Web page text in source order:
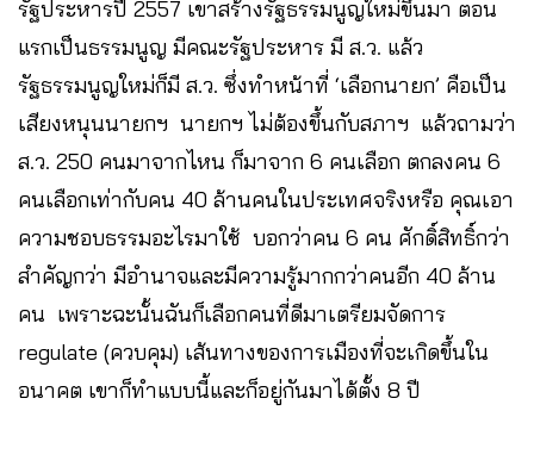
รัฐประหารปี 2557 เขาสร้างรัฐธรรมนูญใหม่ขึ้นมา ตอน
แรกเป็นธรรมนูญ มีคณะรัฐประหาร มี ส.ว. แล้ว
รัฐธรรมนูญใหม่ก็มี ส.ว. ซึ่งทำหน้าที่ ‘เลือกนายก’ คือเป็น
เสียงหนุนนายกฯ นายกฯ ไม่ต้องขึ้นกับสภาฯ แล้วถามว่า
ส.ว. 250 คนมาจากไหน ก็มาจาก 6 คนเลือก ตกลงคน 6
คนเลือกเท่ากับคน 40 ล้านคนในประเทศจริงหรือ คุณเอา
ความชอบธรรมอะไรมาใช้ บอกว่าคน 6 คน ศักดิ์สิทธิ์กว่า
สำคัญกว่า มีอำนาจและมีความรู้มากกว่าคนอีก 40 ล้าน
คน เพราะฉะนั้นฉันก็เลือกคนที่ดีมาเตรียมจัดการ
regulate (ควบคุม) เส้นทางของการเมืองที่จะเกิดขึ้นใน
อนาคต เขาก็ทำแบบนี้และก็อยู่กันมาได้ตั้ง 8 ปี